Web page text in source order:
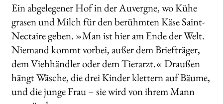
Ein abgelegener Hof in der Auvergne, wo Kühe
grasen und Milch für den berühmten Käse Saint­-
Nectaire geben. »Man ist hier am Ende der Welt.
Niemand kommt vorbei, außer dem Briefträger,
dem Viehhändler oder dem Tierarzt.« Draußen
hängt Wäsche, die drei Kinder klettern auf Bäume,
und die junge Frau – sie wird von ihrem Mann